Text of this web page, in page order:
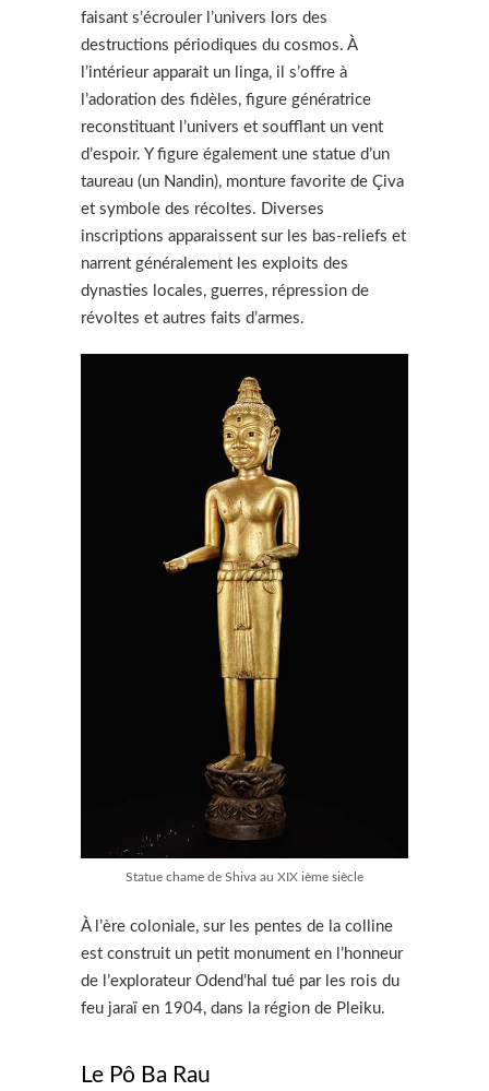
faisant s’écrouler l’univers lors des
destructions périodiques du cosmos. À
l’intérieur apparait un linga, il s’offre à
l’adoration des fidèles, figure génératrice
reconstituant l’univers et soufflant un vent
d’espoir. Y figure également une statue d’un
taureau (un Nandin), monture favorite de Çiva
et symbole des récoltes. Diverses
inscriptions apparaissent sur les bas-reliefs et
narrent généralement les exploits des
dynasties locales, guerres, répression de
révoltes et autres faits d’armes.
Statue chame de Shiva au XIX ième siècle
À l’ère coloniale, sur les pentes de la colline
est construit un petit monument en l’honneur
de l’explorateur Odend’hal tué par les rois du
feu jaraï en 1904, dans la région de Pleiku.
Le Pô Ba Rau